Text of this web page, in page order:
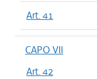
Art. 41
CAPO VII
Art. 42